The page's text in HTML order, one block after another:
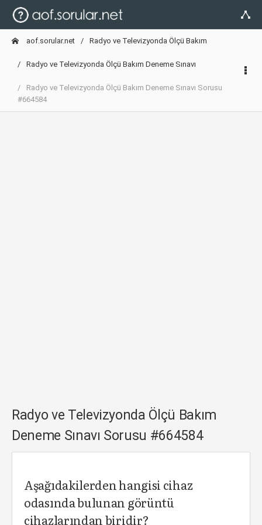
aof.sorular.net Radyo ve Televizyonda Ölçü Bakım
Radyo ve Televizyonda Ölçü Bakım Deneme Sınavı
Radyo ve Televizyonda Ölçü Bakım Deneme Sınavı Sorusu
#664584
Radyo ve Televizyonda Ölçü Bakım
Deneme Sınavı Sorusu #664584
Aşağıdakilerden hangisi cihaz
odasında bulunan görüntü
cihazlarından biridir?